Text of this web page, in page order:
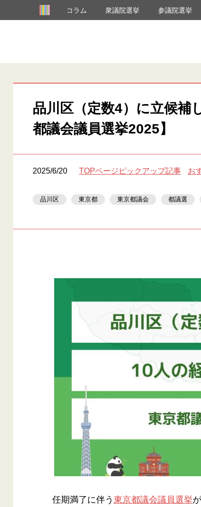
コラム 衆議院選挙 参議院選挙
品川区（定数4）に立候補
都議会議員選挙2025】
2025/6/20 TOPページピックアップ記事 お
品川区 東京都 東京都議会 都議選
任期満了に伴う 東京都議会議員選挙